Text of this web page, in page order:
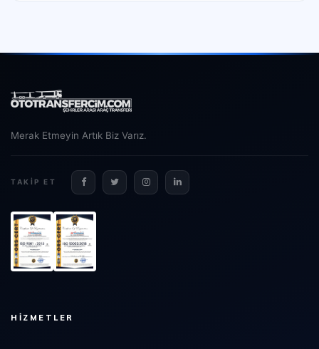
Merak Etmeyin Artık Biz Varız.
TAKIP ET
HIZMETLER